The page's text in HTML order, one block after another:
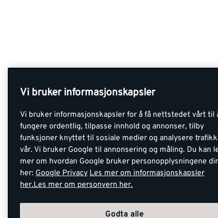
Vi bruker informasjonskapsler
Vi bruker informasjonskapsler for å få nettstedet vårt til
fungere ordentlig, tilpasse innhold og annonser, tilby
funksjoner knyttet til sosiale medier og analysere
vår. Vi bruker Google til annonsering og måling. Du kan
mer om hvordan Google bruker personopplysningene
her: Google Privacy Les mer om informasjonskapsler
her.Les mer om personvern her.
Godta alle